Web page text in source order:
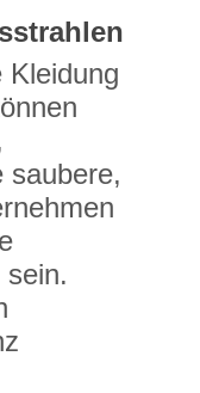
Kleidung
saubere,